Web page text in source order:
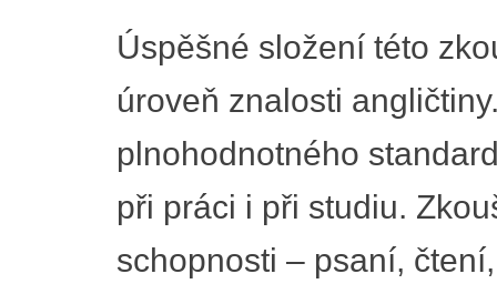
Úspěšné složení této
úroveň znalosti
plnohodnotného
při práci i při studiu.
schopnosti – psaní,